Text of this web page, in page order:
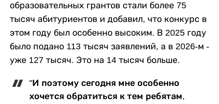
образовательных грантов стали более 75
тысяч абитуриентов и добавил, что конкурс в
этом году был особенно высоким. В 2025 году
было подано 113 тысяч заявлений, а в 2026-м -
уже 127 тысяч. Это на 14 тысяч больше.
"И поэтому сегодня мне особенно
хочется обратиться к тем ребятам,